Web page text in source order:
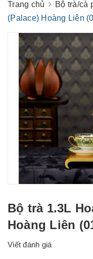
Trang chủ Bộ trà/cà
(Palace) Hoàng Liên
Bộ trà 1.3L
Hoàng Liên
Viết đánh giá